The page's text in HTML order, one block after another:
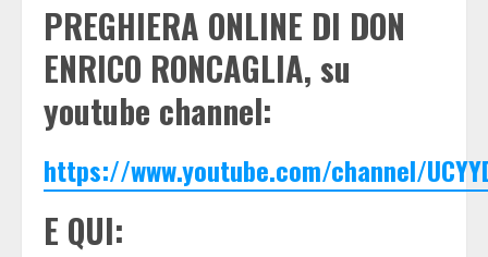
PREGHIERA ONLINE DI DON
ENRICO RONCAGLIA, su
youtube channel:
https://www.youtube.com/channel/
E QUI: